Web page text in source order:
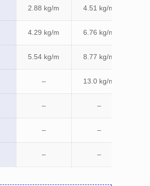
2.88 kg/m 4.51 kg/m
4.29 kg/m 6.76 kg/m
5.54 kg/m 8.77 kg/m
– 13.0 kg/m
– –
– –
– –